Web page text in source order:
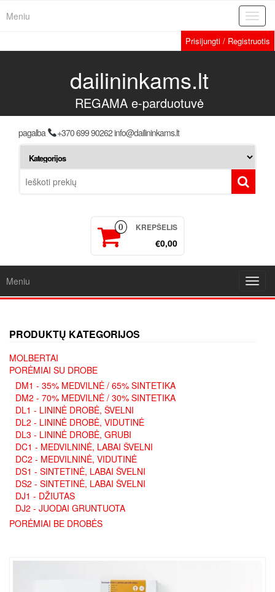
Meniu
Prisijungti / Registruotis
dailininkams.lt
REGAMA e-parduotuvė
pagalba +370 699 90262 info@dailininkams.lt
0 KREPŠELIS
€0,00
Meniu
PRODUKTŲ KATEGORIJOS
MOLBERTAI
PORĖMIAI SU DROBE
DM1 - 35% MEDVILNĖ / 65% SINTETIKA
DM2 - 70% MEDVILNĖ / 30% SINTETIKA
DL1 - LININĖ DROBĖ, ŠVELNI
DL2 - LININĖ DROBĖ, VIDUTINĖ
DL3 - LININĖ DROBĖ, GRUBI
DC1 - MEDVILNINĖ, LABAI ŠVELNI
DC2 - MEDVILNINĖ, VIDUTINĖ
DS1 - SINTETINĖ, LABAI ŠVELNI
DS2 - SINTETINĖ, LABAI ŠVELNI
DJ1 - DŽIUTAS
DJ2 - JUODAI GRUNTUOTA
PORĖMIAI BE DROBĖS